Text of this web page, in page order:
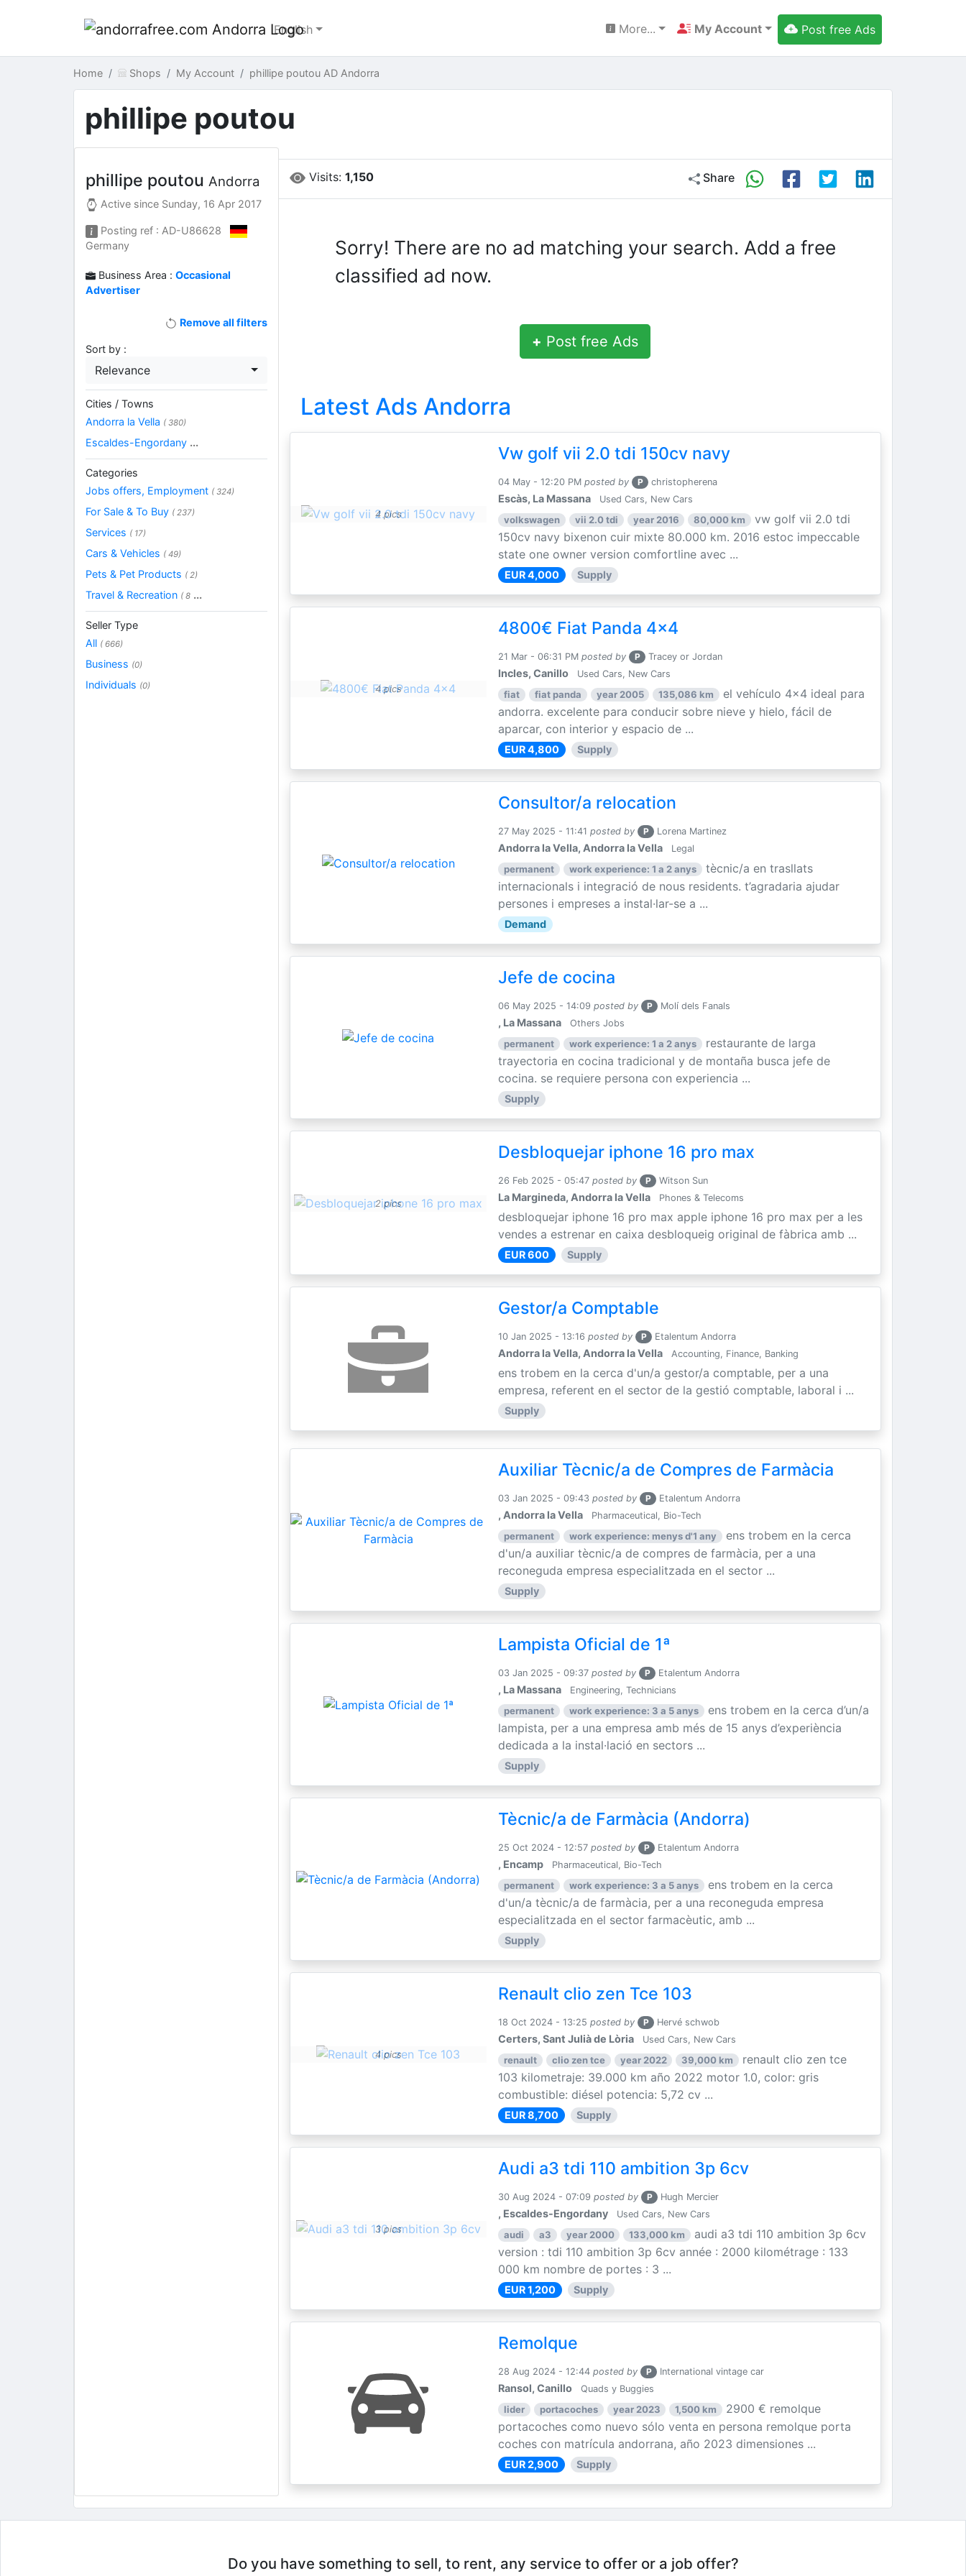
English More... My Account Post free Ads
Home Shops My Account phillipe poutou AD Andorra
phillipe poutou
Visits: 1,150 Share
Sorry! There are no ad matching your search. Add a free
classified ad now.
+ Post free Ads
Latest Ads Andorra
4 pics
Vw golf vii 2.0 tdi 150cv navy
04 May - 12:20 PM posted by P christopherena
Escàs, La Massana Used Cars, New Cars
volkswagen vii 2.0 tdi year 2016 80,000 km
vw golf vii 2.0 tdi
150cv navy bixenon cuir mixte 80.000 km. 2016 estoc impeccable
state one owner version comfortline avec ...
EUR 4,000 Supply
4 pics
4800€ Fiat Panda 4x4
21 Mar - 06:31 PM posted by P Tracey or Jordan
Incles, Canillo Used Cars, New Cars
fiat fiat panda year 2005 135,086 km
el vehículo 4x4 ideal para
andorra. excelente para conducir sobre nieve y hielo, fácil de
aparcar, con interior y espacio de ...
EUR 4,800 Supply
Consultor/a relocation
27 May 2025 - 11:41 posted by P Lorena Martinez
Andorra la Vella, Andorra la Vella Legal
permanent work experience: 1 a 2 anys
tècnic/a en trasllats
internacionals i integració de nous residents. t’agradaria ajudar
persones i empreses a instal·lar-se a ...
Demand
Jefe de cocina
06 May 2025 - 14:09 posted by P Molí dels Fanals
, La Massana Others Jobs
permanent work experience: 1 a 2 anys
restaurante de larga
trayectoria en cocina tradicional y de montaña busca jefe de
cocina. se requiere persona con experiencia ...
Supply
2 pics
Desbloquejar iphone 16 pro max
26 Feb 2025 - 05:47 posted by P Witson Sun
La Margineda, Andorra la Vella Phones & Telecoms
desbloquejar iphone 16 pro max apple iphone 16 pro max per a les
vendes a estrenar en caixa desbloqueig original de fàbrica amb ...
EUR 600 Supply
Gestor/a Comptable
10 Jan 2025 - 13:16 posted by P Etalentum Andorra
Andorra la Vella, Andorra la Vella Accounting, Finance, Banking
ens trobem en la cerca d'un/a gestor/a comptable, per a una
empresa, referent en el sector de la gestió comptable, laboral i ...
Supply
Auxiliar Tècnic/a de Compres de Farmàcia
03 Jan 2025 - 09:43 posted by P Etalentum Andorra
, Andorra la Vella Pharmaceutical, Bio-Tech
permanent work experience: menys d'1 any
ens trobem en la cerca
d'un/a auxiliar tècnic/a de compres de farmàcia, per a una
reconeguda empresa especialitzada en el sector ...
Supply
Lampista Oficial de 1ª
03 Jan 2025 - 09:37 posted by P Etalentum Andorra
, La Massana Engineering, Technicians
permanent work experience: 3 a 5 anys
ens trobem en la cerca d’un/a
lampista, per a una empresa amb més de 15 anys d’experiència
dedicada a la instal·lació en sectors ...
Supply
Tècnic/a de Farmàcia (Andorra)
25 Oct 2024 - 12:57 posted by P Etalentum Andorra
, Encamp Pharmaceutical, Bio-Tech
permanent work experience: 3 a 5 anys
ens trobem en la cerca
d'un/a tècnic/a de farmàcia, per a una reconeguda empresa
especialitzada en el sector farmacèutic, amb ...
Supply
4 pics
Renault clio zen Tce 103
18 Oct 2024 - 13:25 posted by P Hervé schwob
Certers, Sant Julià de Lòria Used Cars, New Cars
renault clio zen tce year 2022 39,000 km
renault clio zen tce
103 kilometraje: 39.000 km año 2022 motor 1.0, color: gris
combustible: diésel potencia: 5,72 cv ...
EUR 8,700 Supply
3 pics
Audi a3 tdi 110 ambition 3p 6cv
30 Aug 2024 - 07:09 posted by P Hugh Mercier
, Escaldes-Engordany Used Cars, New Cars
audi a3 year 2000 133,000 km
audi a3 tdi 110 ambition 3p 6cv
version : tdi 110 ambition 3p 6cv année : 2000 kilométrage : 133
000 km nombre de portes : 3 ...
EUR 1,200 Supply
Remolque
28 Aug 2024 - 12:44 posted by P International vintage car
Ransol, Canillo Quads y Buggies
lider portacoches year 2023 1,500 km
2900 € remolque
portacoches como nuevo sólo venta en persona remolque porta
coches con matrícula andorrana, año 2023 dimensiones ...
EUR 2,900 Supply
phillipe poutou Andorra
Active since Sunday, 16 Apr 2017
Posting ref : AD-U86628
Germany
Business Area :Occasional
Advertiser
Remove all filters
Sort by :
Relevance
Cities / Towns
Andorra la Vella ( 380)
Escaldes-Engordany ...
Categories
Jobs offers, Employment ( 324)
For Sale & To Buy ( 237)
Services ( 17)
Cars & Vehicles ( 49)
Pets & Pet Products ( 2)
Travel & Recreation ( 8 ...
Seller Type
All ( 666)
Business (0)
Individuals (0)
Do you have something to sell, to rent, any service to offer or a job offer?